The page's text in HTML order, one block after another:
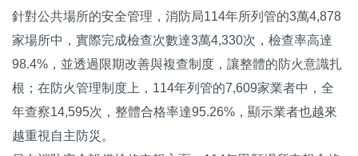
針對公共場所的安全管理，消防局114年所列管的3萬4,878
家場所中，實際完成檢查次數達3萬4,330次，檢查率高達
98.4%，並透過限期改善與複查制度，讓整體的防火意識扎
根；在防火管理制度上，114年列管的7,609家業者中，全
年查察14,595次，整體合格率達95.26%，顯示業者也越來
越重視自主防災。